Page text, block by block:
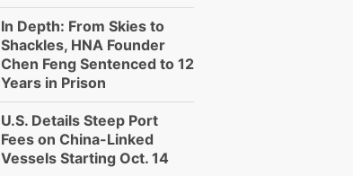
In Depth: From Skies to
Shackles, HNA Founder
Chen Feng Sentenced to 12
Years in Prison
U.S. Details Steep Port
Fees on China-Linked
Vessels Starting Oct. 14